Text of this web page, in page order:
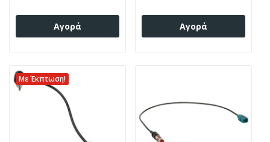
Αγορά Αγορά
Με Έκπτωση!